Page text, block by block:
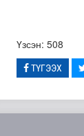
Үзсэн: 508
ТҮГЭЭХ